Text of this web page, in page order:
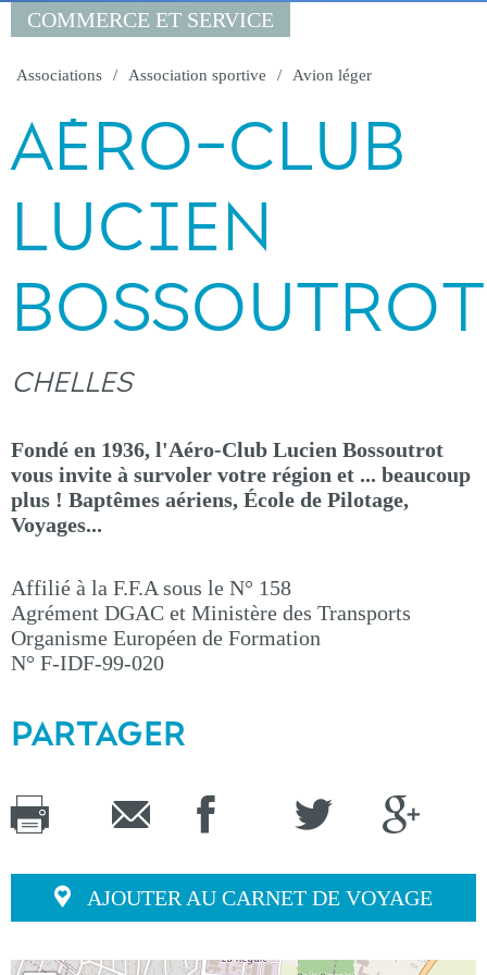
COMMERCE ET SERVICE
Associations Association sportive Avion léger
AÉRO-CLUB
LUCIEN
BOSSOUTROT
CHELLES
Fondé en 1936, l'Aéro-Club Lucien Bossoutrot
vous invite à survoler votre région et ... beaucoup
plus ! Baptêmes aériens, École de Pilotage,
Voyages...
Affilié à la F.F.A sous le N° 158
Agrément DGAC et Ministère des Transports
Organisme Européen de Formation
N° F-IDF-99-020
PARTAGER
AJOUTER AU CARNET DE VOYAGE